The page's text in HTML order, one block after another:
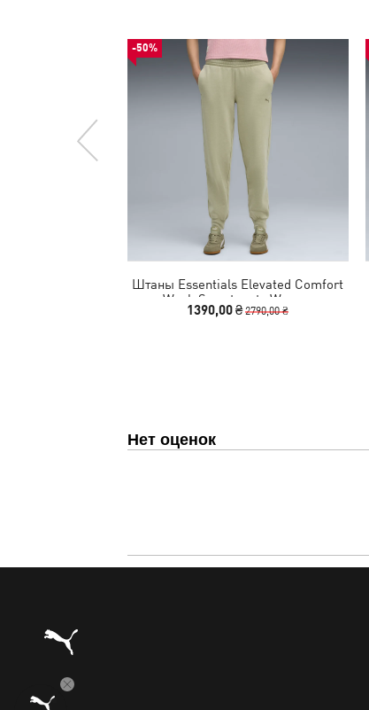
-50%
Штаны Essentials Elevated Comfort
Wash Sweatpants Women
1390,00 ₴2790,00 ₴
Нет оценок